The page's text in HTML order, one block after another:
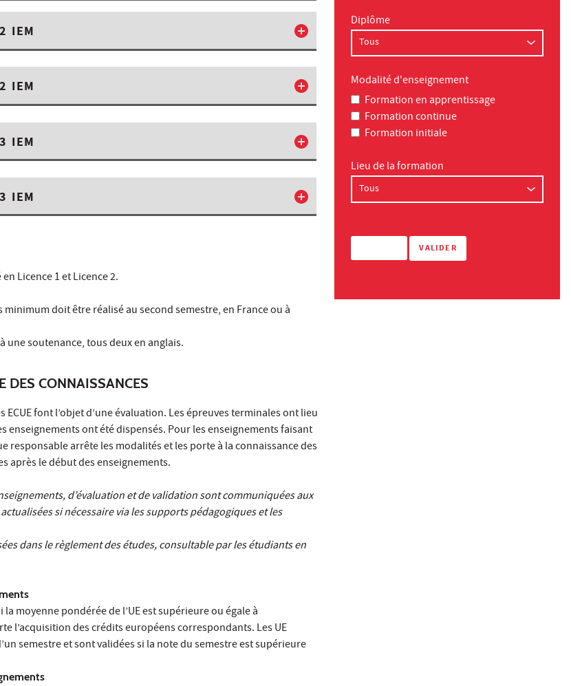
IEM
IEM
IEM
IEM
Licence 1 et Licence 2.
minimum doit être réalisé au second semestre, en France ou à
une soutenance, tous deux en anglais.
DES CONNAISSANCES
ECUE font l’objet d’une évaluation. Les épreuves terminales ont lieu
enseignements ont été dispensés. Pour les enseignements faisant
responsable arrête les modalités et les porte à la connaissance des
après le début des enseignements.
d’évaluation et de validation sont communiquées aux
si nécessaire via les supports pédagogiques et les
dans le règlement des études, consultable par les étudiants en
moyenne pondérée de l’UE est supérieure ou égale à
l’acquisition des crédits européens correspondants. Les UE
semestre et sont validées si la note du semestre est supérieure
Diplôme
Modalité d'enseignement
Formation en apprentissage
Formation continue
Formation initiale
Lieu de la formation